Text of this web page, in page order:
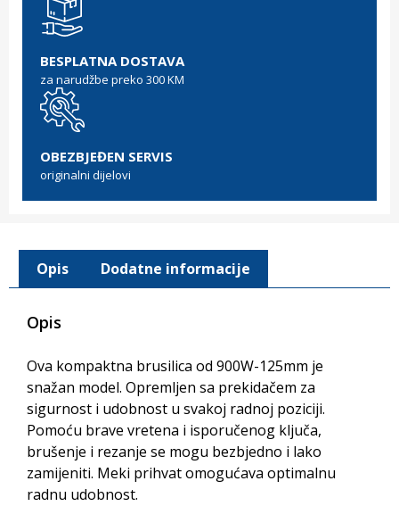
BESPLATNA DOSTAVA
za narudžbe preko 300 KM
OBEZBJEĐEN SERVIS
originalni dijelovi
Opis Dodatne informacije
Opis
Ova kompaktna brusilica od 900W-125mm je
snažan model. Opremljen sa prekidačem za
sigurnost i udobnost u svakoj radnoj poziciji.
Pomoću brave vretena i isporučenog ključa,
brušenje i rezanje se mogu bezbjedno i lako
zamijeniti. Meki prihvat omogućava optimalnu
radnu udobnost.